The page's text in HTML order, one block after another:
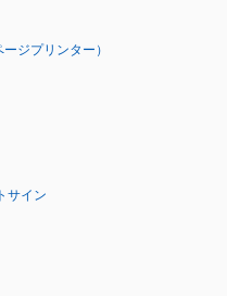
ジプリンター）
サイン